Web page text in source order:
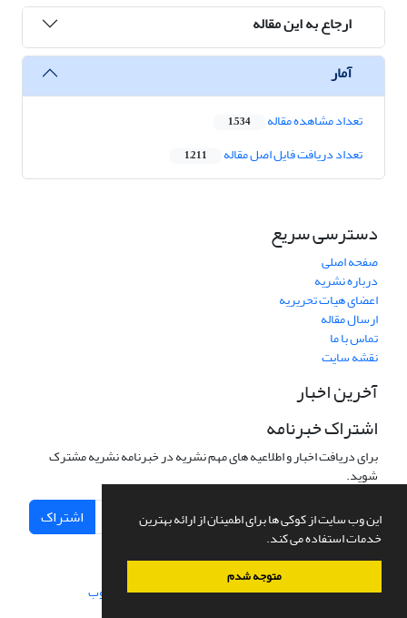
این وب سایت از کوکی ها برای اطمینان از ارائه بهترین
خدمات استفاده می کند.
متوجه شدم
ارجاع به این مقاله
آمار
تعداد مشاهده مقاله 1,534
تعداد دریافت فایل اصل مقاله 1,211
دسترسی سریع
صفحه اصلی
درباره نشریه
اعضای هیات تحریریه
ارسال مقاله
تماس با ما
نقشه سایت
آخرین اخبار
اشتراک خبرنامه
برای دریافت اخبار و اطلاعیه های مهم نشریه در خبرنامه نشریه مشترک
شوید.
اشتراک
سامانه مدیریت نشریات علمی.طراحی و پیاده سازی از سیناوب